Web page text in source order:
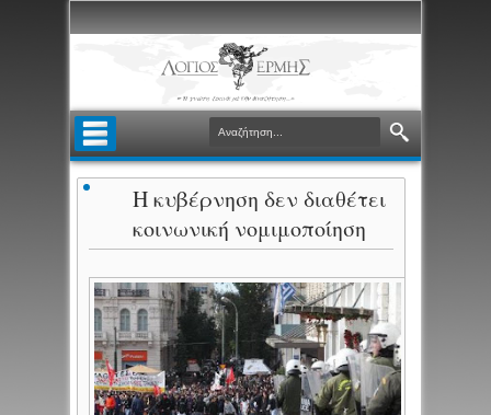
Η κυβέρνηση δεν διαθέτει
κοινωνική νομιμοποίηση